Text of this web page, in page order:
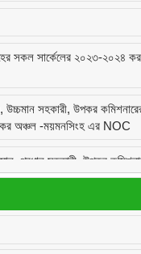
সকল সার্কেলের ২০২৩-২০২৪
সহকারী, উপকর
কর অঞ্চল -ময়মনসিংহ এর NOC
প্রধান সহকারী, উপকর
কর অঞ্চল -ময়মনসিংহ এর
সাঁট মুদ্রাক্ষরিক কাম-
সার্কেল-১(কোম্পানীজ), কর অঞ্চল -